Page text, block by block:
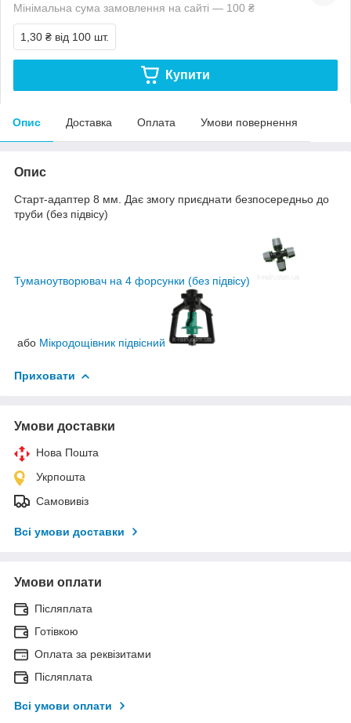
Мінімальна сума замовлення на сайті — 100 ₴
1,30 ₴ від 100 шт.
Купити
Опис Доставка Оплата Умови повернення
Опис
Старт-адаптер 8 мм. Дає змогу приєднати безпосередньо до
труби (без підвісу)
Туманоутворювач на 4 форсунки (без підвісу)
або Мікродощівник підвісний
Приховати
Умови доставки
Нова Пошта
Укрпошта
Самовивіз
Всі умови доставки
Умови оплати
Післяплата
Готівкою
Оплата за реквізитами
Післяплата
Всі умови оплати